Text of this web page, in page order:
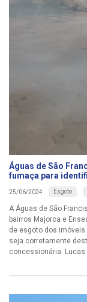
Águas de São
fumaça para
25/06/2024 Esgoto
A Águas de São
bairros Majorca e
de esgoto dos
seja corretamente
concessionária. Lucas